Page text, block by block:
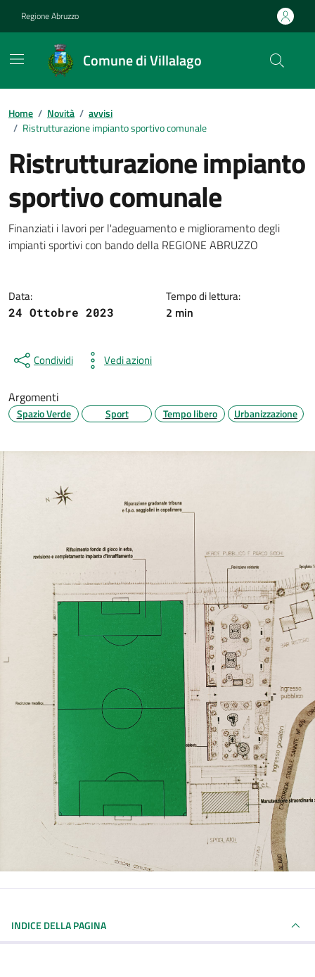
Regione Abruzzo
Comune di Villalago
Contenuti in evidenza
Home / Novità / avvisi
/ Ristrutturazione impianto sportivo comunale
Ristrutturazione impianto
sportivo comunale
Dettagli della notizia
Finanziati i lavori per l'adeguamento e miglioramento degli
impianti sportivi con bando della REGIONE ABRUZZO
Data:
24 Ottobre 2023
Tempo di lettura:
2 min
Condividi Vedi azioni
Argomenti
Spazio Verde Sport Tempo libero Urbanizzazione
INDICE DELLA PAGINA